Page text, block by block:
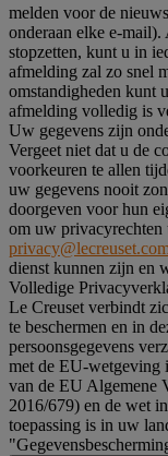
melden voor de
onderaan elke e-
stopzetten, kunt u in
afmelding zal zo snel
omstandigheden kunt
afmelding volledig is
Uw gegevens zijn
Vergeet niet dat u de
voorkeuren te allen
uw gegevens nooit
doorgeven voor hun
om uw privacyrechten
dienst kunnen zijn en
Volledige
Le Creuset verbindt
te beschermen en in
persoonsgegevens
met de EU-wetgeving
van de EU Algemene
2016/679) en de wet
toepassing is in uw